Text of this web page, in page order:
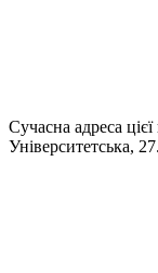
Сучасна адреса
Університетська, 27.